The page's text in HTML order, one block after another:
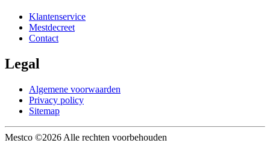
Klantenservice
Mestdecreet
Contact
Legal
Algemene voorwaarden
Privacy policy
Sitemap
Mestco ©2026 Alle rechten voorbehouden